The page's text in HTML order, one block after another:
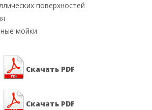
поверхностей
мойки
Скачать PDF
Скачать PDF